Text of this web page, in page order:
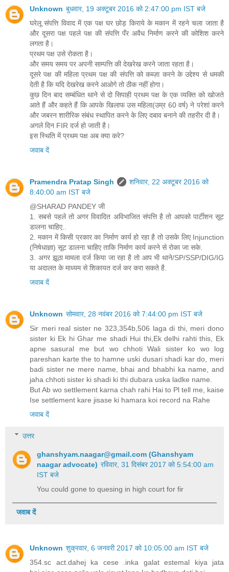
Unknown बुधवार, 19 अक्टूबर 2016 को 2:47:00 pm IST बजे
घरेलू संपत्ति विवाद में एक पक्ष घर छोड़ किराये के मकान में रहने चला जाता है
और दूसरा पक्ष पहले पक्ष की संपत्ति पँर अवैध निर्माण करने की कोशिश करने
लगता है।
प्रथम पक्ष उसे रोकता है।
और समय समय पर अपनी साम्पत्ति की देखरेख करने जाता रहता है।
दूसरे पक्ष की महिला प्रथम पक्ष की संपत्ति को कब्ज़ा करने के उद्देश्य से धमकी
देती है कि यदि देखरेख करने आओगे तो ठीक नहीं होगा।
कुछ दिन बाद सम्बंधित थाने से दो सिपाही प्रथम पक्ष के एक व्यक्ति को खोजते
आते हैं और कहते हैं कि आपके खिलाफ उस महिला(उम्र 60 वर्ष) ने परेशां करने
और जबरन शारीरिक संबंध स्थापित करने के लिए दबाव बनाने की तहरीर दी है।
अगले दिन FIR दर्ज हो जाती है।
इस स्थिति में प्रथम पक्ष अब क्या करे?
जवाब दें
Pramendra Pratap Singh
शनिवार, 22 अक्टूबर 2016 को
8:40:00 am IST बजे
@SHARAD PANDEY जी
1. सबसे पहले तो अगर विवादित अविभाजित संपत्ति है तो आपको पार्टीशन सूट
डालना चाहिए..
2. मकान में किसी प्रकार का निर्माण कार्य हो रहा है तो उसके लिए Injunction
(निषेधाज्ञा) सूट डालना चाहिए ताकि निर्माण कार्य करने से रोका जा सके.
3. अगर झूठा मामला दर्ज किया जा रहा है तो आप भी थाने/SP/SSP/DIG/IG
या अदालत के माध्यम से शिकायत दर्ज कर करा सकते है.
जवाब दें
Unknown सोमवार, 28 नवंबर 2016 को 7:44:00 pm IST बजे
Sir meri real sister ne 323,354b,506 laga di thi, meri dono
sister ki Ek hi Ghar me shadi Hui thi,Ek delhi rahti this, Ek
apne sasural me but wo chhoti Wali sister ko wo log
pareshan karte the to hamne uski dusari shadi kar do, meri
badi sister ne mere name, bhai and bhabhi ka name, and
jaha chhoti sister ki shadi ki thi dubara uska ladke name.
But Ab wo settlement karna chah rahi Hai to Pl tell me, kaise
Ise settlement kare jisase ki hamara koi record na Rahe
जवाब दें
उत्तर
ghanshyam.naagar@gmail.com (Ghanshyam
naagar advocate) रविवार, 31 दिसंबर 2017 को 5:54:00 am
IST बजे
You could gone to quesing in high court for fir
जवाब दें
Unknown शुक्रवार, 6 जनवरी 2017 को 10:05:00 am IST बजे
354.sc act.dahej ka cese .inka galat estemal kiya jata